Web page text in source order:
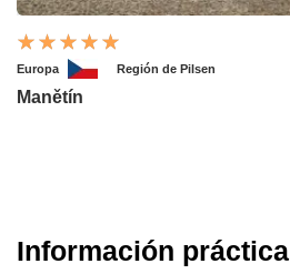
Europa Región de Pilsen
Manětín
Información práctica